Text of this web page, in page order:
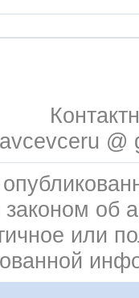
avcevceru @
об
или